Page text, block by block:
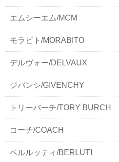
エムシーエム/MCM
モラビト/MORABITO
デルヴォー/DELVAUX
ジバンシ/GIVENCHY
トリーバーチ/TORY BURCH
コーチ/COACH
ベルルッティ/BERLUTI